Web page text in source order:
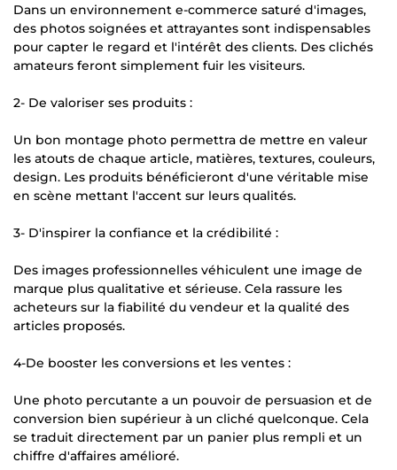
Dans un environnement e-commerce saturé d'images,
des photos soignées et attrayantes sont indispensables
pour capter le regard et l'intérêt des clients. Des clichés
amateurs feront simplement fuir les visiteurs.
2- De valoriser ses produits :
Un bon montage photo permettra de mettre en valeur
les atouts de chaque article, matières, textures, couleurs,
design. Les produits bénéficieront d'une véritable mise
en scène mettant l'accent sur leurs qualités.
3- D'inspirer la confiance et la crédibilité :
Des images professionnelles véhiculent une image de
marque plus qualitative et sérieuse. Cela rassure les
acheteurs sur la fiabilité du vendeur et la qualité des
articles proposés.
4-De booster les conversions et les ventes :
Une photo percutante a un pouvoir de persuasion et de
conversion bien supérieur à un cliché quelconque. Cela
se traduit directement par un panier plus rempli et un
chiffre d'affaires amélioré.